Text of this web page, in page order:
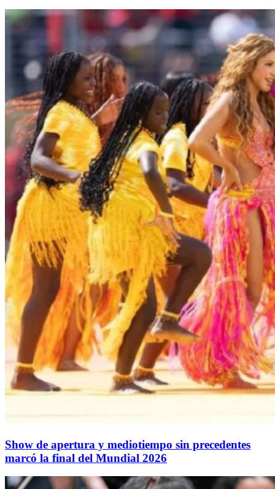
Show de apertura y mediotiempo sin precedentes
marcó la final del Mundial 2026